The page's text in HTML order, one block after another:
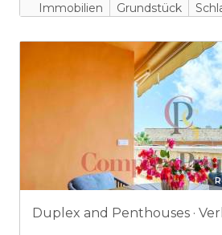
Immobilien Grundstück
Duplex and Penthouses ·